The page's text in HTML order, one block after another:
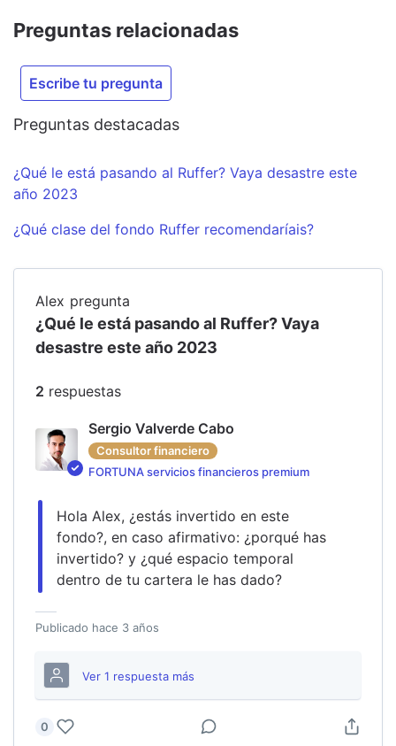
Preguntas relacionadas
Escribe tu pregunta
Preguntas destacadas
¿Qué le está pasando al Ruffer? Vaya desastre este
año 2023
¿Qué clase del fondo Ruffer recomendaríais?
Alex pregunta
¿Qué le está pasando al Ruffer? Vaya
desastre este año 2023
2 respuestas
Sergio Valverde Cabo
Consultor financiero
FORTUNA servicios financieros premium
Hola Alex, ¿estás invertido en este
fondo?, en caso afirmativo: ¿porqué has
invertido? y ¿qué espacio temporal
dentro de tu cartera le has dado?
Publicado hace 3 años
Ver 1 respuesta más
0